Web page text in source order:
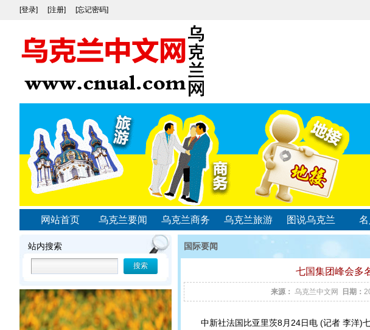
[登录] [注册] [忘记密码]
网站首页 乌克兰要闻 乌克兰商务 乌克兰旅游 图说乌克兰
站内搜索 国际要闻
七国集团峰会多
来源： 乌克兰中文网 日期：
中新社法国比亚里茨8月24日电 (记者 李洋)